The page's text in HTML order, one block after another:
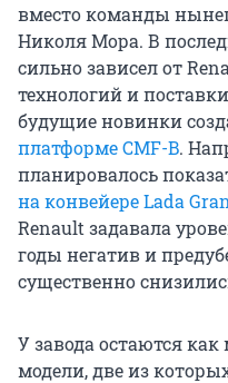
вместо команды
Николя Мора. В
сильно зависел от
технологий и
будущие новинки
платформе CMF-B.
планировалось
на конвейере Lada
Renault задавала
годы негатив и
существенно
У завода остаются
модели, две из